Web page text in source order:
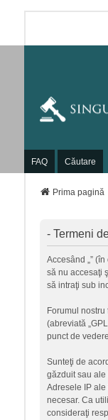
FAQ Căutare
Prima pagină
- Termeni
Accesând „”
să nu accesaţi
să intraţi sub
Forumul nostru
(abreviată
punct de
Sunteţi de
găzduit sau
Adresele IP
necesar. Ca
consideraţi